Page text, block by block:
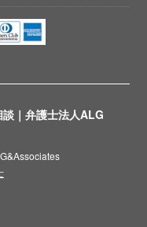
｜弁護士法人ALG